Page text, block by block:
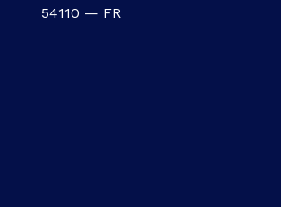
54110 — FR